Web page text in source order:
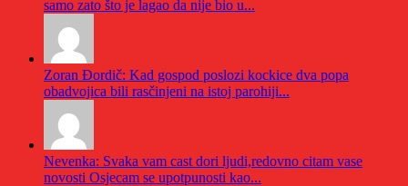
samo zato što je lagao da nije bio u...
Zoran Đordič: Kad gospod poslozi kockice dva popa
obadvojica bili rasčinjeni na istoj parohiji...
Nevenka: Svaka vam cast dori ljudi,redovno citam vase
novosti Osjecam se upotpunosti kao...